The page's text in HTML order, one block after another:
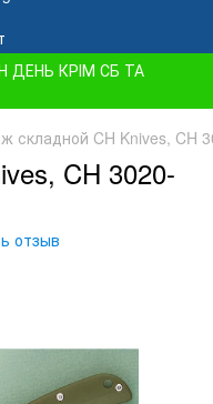
ДЕНЬ КРІМ СБ ТА
складной CH Knives, CH
CH 3020-
отзыв